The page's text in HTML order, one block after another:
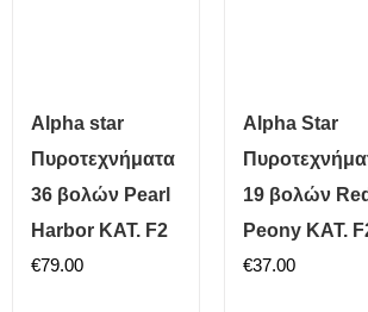
Alpha star
Πυροτεχνήματα
36 βολών Pearl
Harbor ΚΑΤ. F2
€79.00
Alpha Star
19 βολών Red
Peony ΚΑΤ.
€37.00